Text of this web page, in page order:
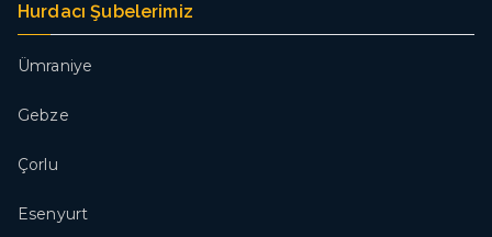
Hurdacı Şubelerimiz
Ümraniye
Gebze
Çorlu
Esenyurt